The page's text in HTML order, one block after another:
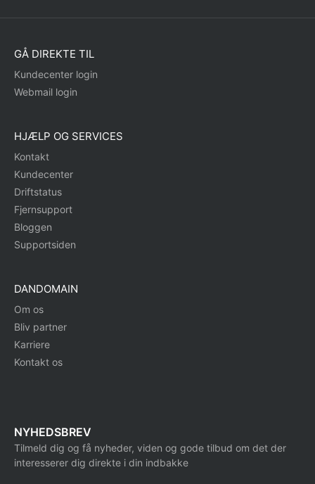
GÅ DIREKTE TIL
Kundecenter login
Webmail login
HJÆLP OG SERVICES
Kontakt
Kundecenter
Driftstatus
Fjernsupport
Bloggen
Supportsiden
DANDOMAIN
Om os
Bliv partner
Karriere
Kontakt os
NYHEDSBREV
Tilmeld dig og få nyheder, viden og gode tilbud om det der
interesserer dig direkte i din indbakke